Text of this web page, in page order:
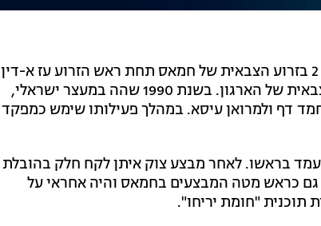
ראאד סעד, המוכר גם בכינוי אבו מועז, שימש כמספר 2 בזרוע הצבאית של חמאס תחת ראש הזרוע עז א-דין
אל-חדאד, ונחשב לאחת הדמויות הוותיקות בזרוע הצבאית של הארגון. בשנת 1990 שהה במעצר ישראלי,
דף ולמרואן עיסא. במהלך פעילותו שימש כמפקד
ועמד בראשו. לאחר מבצע צוק איתן לקח חלק בהובלת
כראש מטה המבצעים בחמאס והיה אחראי על
תוכנית "חומת יריחו".